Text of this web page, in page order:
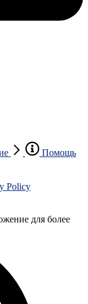
Помощь
Policy
для более